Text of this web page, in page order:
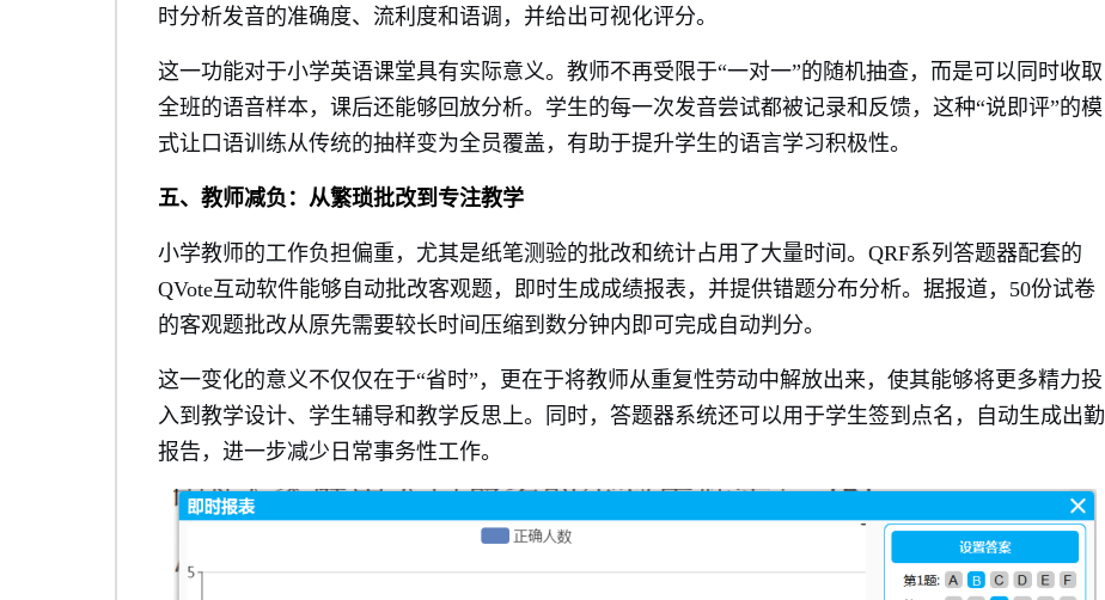
时分析发音的准确度、流利度和语调，并给出可视化评分。
这一功能对于小学英语课堂具有实际意义。教师不再受限于“一对一”的随机抽查，而是可以同时收取
全班的语音样本，课后还能够回放分析。学生的每一次发音尝试都被记录和反馈，这种“说即评”的模
式让口语训练从传统的抽样变为全员覆盖，有助于提升学生的语言学习积极性。
五、教师减负：从繁琐批改到专注教学
小学教师的工作负担偏重，尤其是纸笔测验的批改和统计占用了大量时间。QRF系列答题器配套的
QVote互动软件能够自动批改客观题，即时生成成绩报表，并提供错题分布分析。据报道，50份试卷
的客观题批改从原先需要较长时间压缩到数分钟内即可完成自动判分。
这一变化的意义不仅仅在于“省时”，更在于将教师从重复性劳动中解放出来，使其能够将更多精力投
入到教学设计、学生辅导和教学反思上。同时，答题器系统还可以用于学生签到点名，自动生成出勤
报告，进一步减少日常事务性工作。